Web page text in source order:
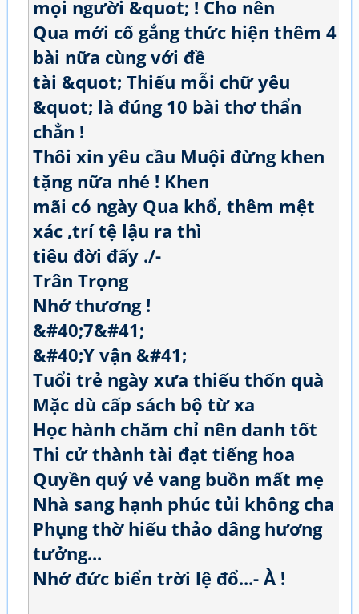
mọi người &quot; ! Cho nên
Qua mới cố gắng thức hiện thêm 4
bài nữa cùng với đề
tài &quot; Thiếu mỗi chữ yêu
&quot; là đúng 10 bài thơ thẩn
chẳn !
Thôi xin yêu cầu Muội đừng khen
tặng nữa nhé ! Khen
mãi có ngày Qua khổ, thêm mệt
xác ,trí tệ lậu ra thì
tiêu đời đấy ./-
Trân Trọng
Nhớ thương !
&#40;7&#41;
&#40;Y vận &#41;
Tuổi trẻ ngày xưa thiếu thốn quà
Mặc dù cấp sách bộ từ xa
Học hành chăm chỉ nên danh tốt
Thi cử thành tài đạt tiếng hoa
Quyền quý vẻ vang buồn mất mẹ
Nhà sang hạnh phúc tủi không cha
Phụng thờ hiếu thảo dâng hương
tưởng...
Nhớ đức biển trời lệ đổ...- À !